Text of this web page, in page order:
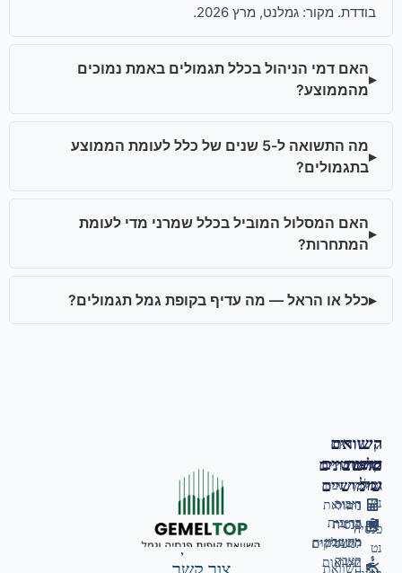
בודדת. מקור: גמלנט, מרץ 2026.
האם דמי הניהול בכלל תגמולים באמת נמוכים
מהממוצע?
מה התשואה ל-5 שנים של כלל לעומת הממוצע
בתגמולים?
האם המסלול המוביל בכלל שמרני מדי לעומת
המתחרות?
כלל או הראל — מה עדיף בקופת גמל תגמולים?
אודות גמל טופ
השוואת
קופות
גמל
השוואת
קרנות
השתלמות
השוואת
קישורים
שימושיים
גמל
נט
פנסיה
נט
מחשבונים
מחשבון
ריבית
דריבית
מחשבון
קצבה
כלים
שימושיים
ניהול
פנסיה
למעסיקים
תשואות